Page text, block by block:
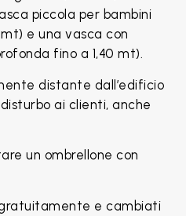
piccola per bambini
e una vasca con
fino a 1,40 mt).
distante dall’edificio
ai clienti, anche
un ombrellone con
e cambiati